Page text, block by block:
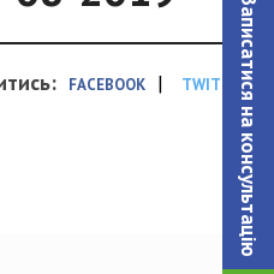
Записатися на консультацiю
FACEBOOK | TWITTER